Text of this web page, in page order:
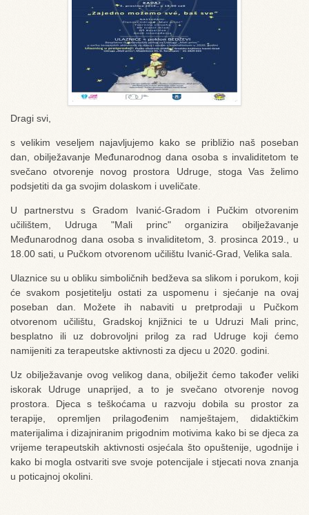
Dragi svi,
s velikim veseljem najavljujemo kako se približio naš poseban
dan, obilježavanje Međunarodnog dana osoba s invaliditetom te
svečano otvorenje novog prostora Udruge, stoga Vas želimo
podsjetiti da ga svojim dolaskom i uveličate.
U partnerstvu s Gradom Ivanić-Gradom i Pučkim otvorenim
učilištem, Udruga "Mali princ" organizira obilježavanje
Međunarodnog dana osoba s invaliditetom, 3. prosinca 2019., u
18.00 sati, u Pučkom otvorenom učilištu Ivanić-Grad, Velika sala.
Ulaznice su u obliku simboličnih bedževa sa slikom i porukom, koji
će svakom posjetitelju ostati za uspomenu i sjećanje na ovaj
poseban dan. Možete ih nabaviti u pretprodaji u Pučkom
otvorenom učilištu, Gradskoj knjižnici te u Udruzi Mali princ,
besplatno ili uz dobrovoljni prilog za rad Udruge koji ćemo
namijeniti za terapeutske aktivnosti za djecu u 2020. godini.
Uz obilježavanje ovog velikog dana, obilježit ćemo također veliki
iskorak Udruge unaprijed, a to je svečano otvorenje novog
prostora. Djeca s teškoćama u razvoju dobila su prostor za
terapije, opremljen prilagođenim namještajem, didaktičkim
materijalima i dizajniranim prigodnim motivima kako bi se djeca za
vrijeme terapeutskih aktivnosti osjećala što opuštenije, ugodnije i
kako bi mogla ostvariti sve svoje potencijale i stjecati nova znanja
u poticajnoj okolini.